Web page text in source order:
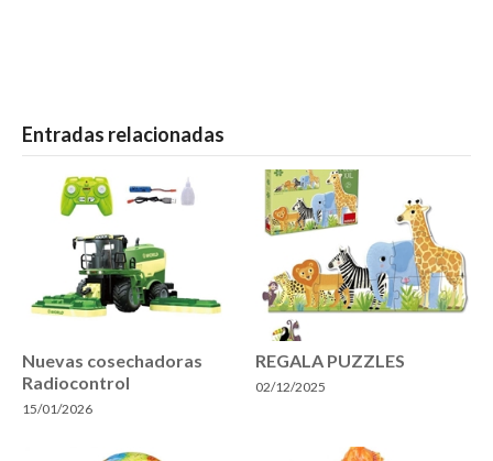
Entradas relacionadas
Nuevas cosechadoras
Radiocontrol
15/01/2026
REGALA PUZZLES
02/12/2025